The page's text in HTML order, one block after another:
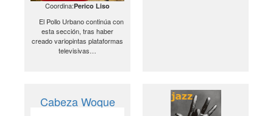
Coordina:Perico Liso
El Pollo Urbano continúa con
esta sección, tras haber
creado variopintas plataformas
televisivas…
Cabeza Woque